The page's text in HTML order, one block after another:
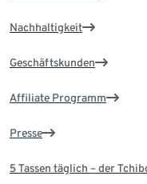
Nachhaltigkeit
Geschäftskunden
Affiliate Programm
Presse
5 Tassen täglich – der